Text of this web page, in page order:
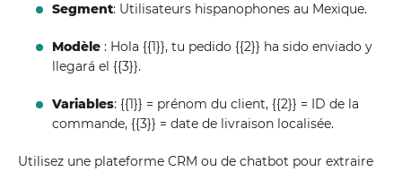
Segment: Utilisateurs hispanophones au Mexique.
Modèle : Hola {{1}}, tu pedido {{2}} ha sido enviado y
llegará el {{3}}.
Variables: {{1}} = prénom du client, {{2}} = ID de la
commande, {{3}} = date de livraison localisée.
Utilisez une plateforme CRM ou de chatbot pour extraire